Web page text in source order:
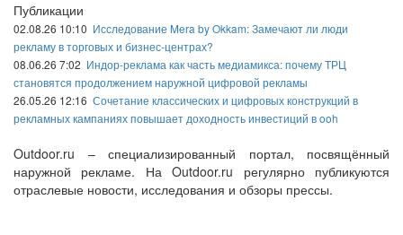
Публикации
02.08.26 10:10 Исследование Mera by Okkam: Замечают ли люди
рекламу в торговых и бизнес-центрах?
08.06.26 7:02 Индор-реклама как часть медиамикса: почему ТРЦ
становятся продолжением наружной цифровой рекламы
26.05.26 12:16 Сочетание классических и цифровых конструкций в
рекламных кампаниях повышает доходность инвестиций в ooh
Outdoor.ru – специализированный портал, посвящённый
наружной рекламе. На Outdoor.ru регулярно публикуются
отраслевые новости, исследования и обзоры прессы.